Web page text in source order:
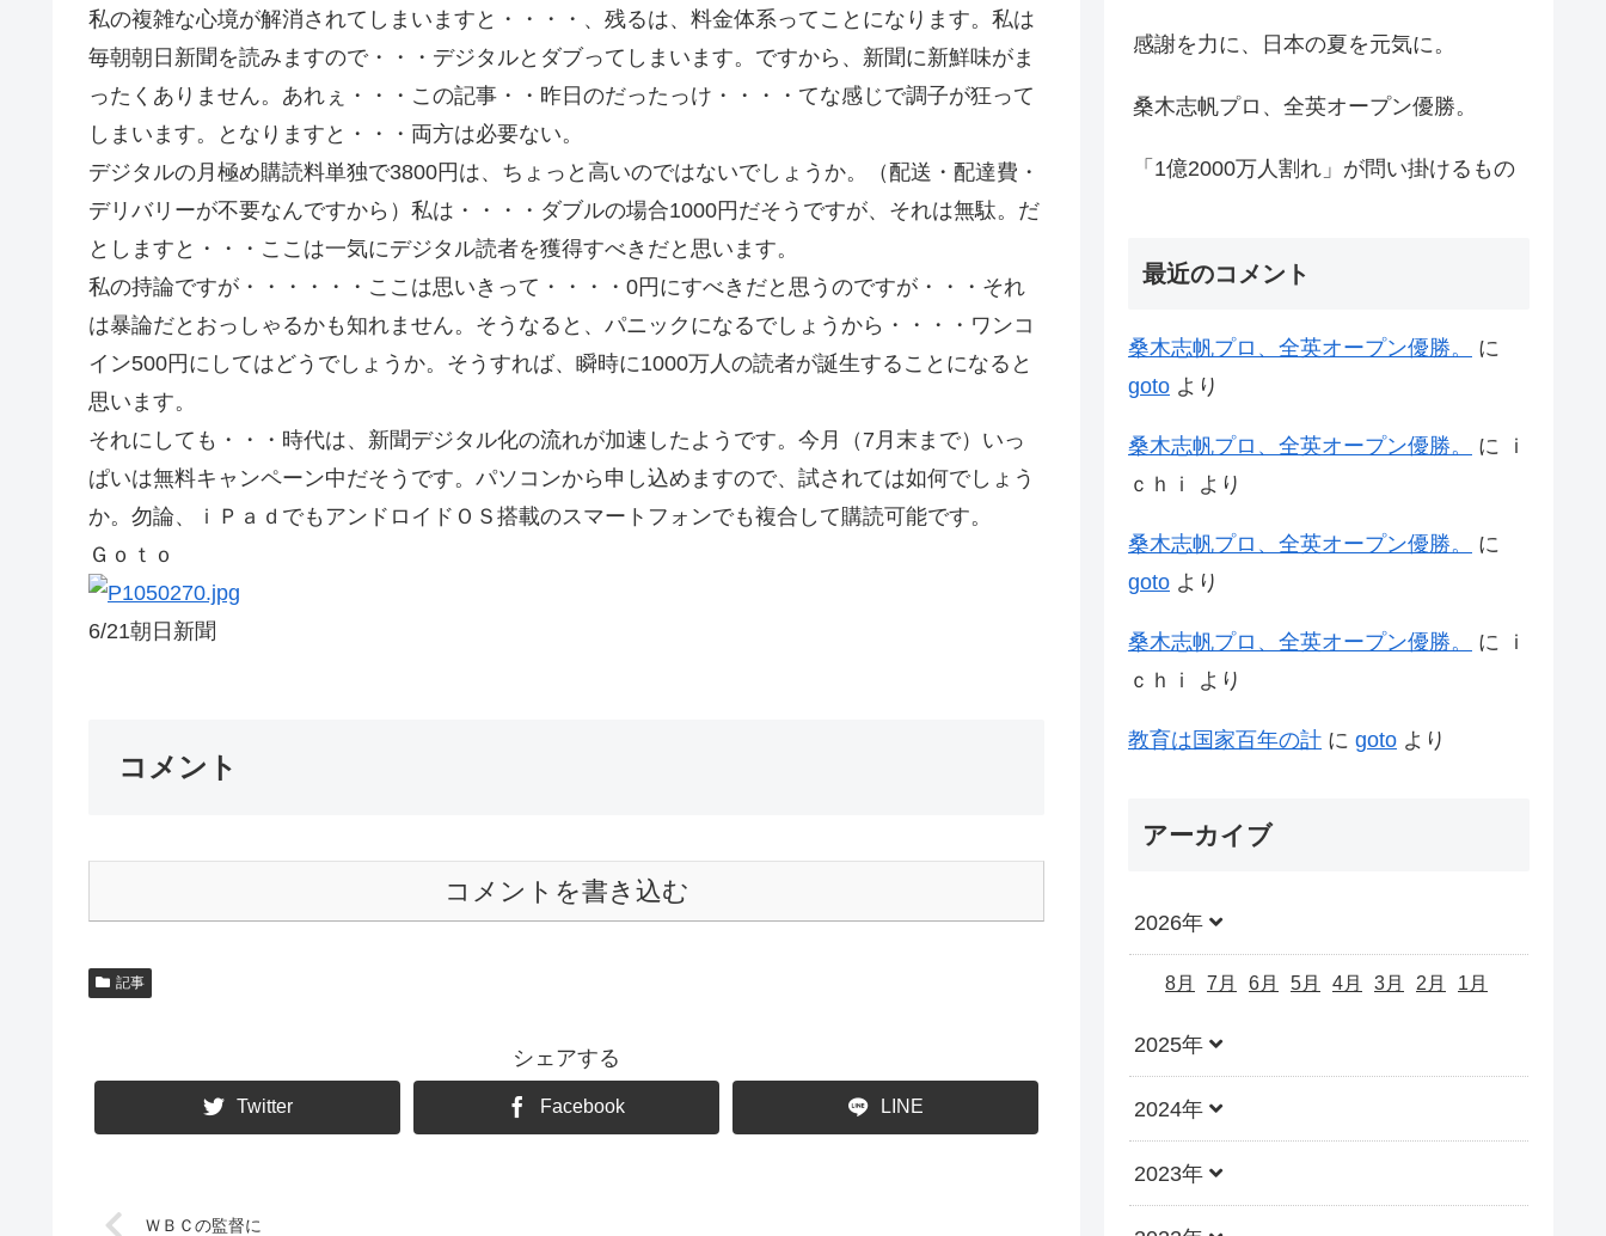
私の複雑な心境が解消されてしまいますと・・・・、残るは、料金体系ってことになります。私は
毎朝朝日新聞を読みますので・・・デジタルとダブってしまいます。ですから、新聞に新鮮味がま
ったくありません。あれぇ・・・この記事・・昨日のだったっけ・・・・てな感じで調子が狂って
しまいます。となりますと・・・両方は必要ない。
デジタルの月極め購読料単独で3800円は、ちょっと高いのではないでしょうか。（配送・配達費・
デリバリーが不要なんですから）私は・・・・ダブルの場合1000円だそうですが、それは無駄。だ
としますと・・・ここは一気にデジタル読者を獲得すべきだと思います。
私の持論ですが・・・・・・ここは思いきって・・・・0円にすべきだと思うのですが・・・それ
は暴論だとおっしゃるかも知れません。そうなると、パニックになるでしょうから・・・・ワンコ
イン500円にしてはどうでしょうか。そうすれば、瞬時に1000万人の読者が誕生することになると
思います。
それにしても・・・時代は、新聞デジタル化の流れが加速したようです。今月（7月末まで）いっ
ぱいは無料キャンペーン中だそうです。パソコンから申し込めますので、試されては如何でしょう
か。勿論、ｉＰａｄでもアンドロイドＯＳ搭載のスマートフォンでも複合して購読可能です。
Ｇｏｔｏ
6/21朝日新聞
コメント
コメントを書き込む
記事
シェアする
Twitter Facebook LINE
ＷＢＣの監督に
感謝を力に、日本の夏を元気に。
桑木志帆プロ、全英オープン優勝。
「1億2000万人割れ」が問い掛けるもの
最近のコメント
桑木志帆プロ、全英オープン優勝。
に
goto より
桑木志帆プロ、全英オープン優勝。 に
ｉ
ｃｈｉ
より
桑木志帆プロ、全英オープン優勝。
に
goto より
桑木志帆プロ、全英オープン優勝。 に
ｉ
ｃｈｉ
より
教育は国家百年の計 に goto より
アーカイブ
2026年
8月 7月 6月 5月 4月 3月 2月 1月
2025年
2024年
2023年